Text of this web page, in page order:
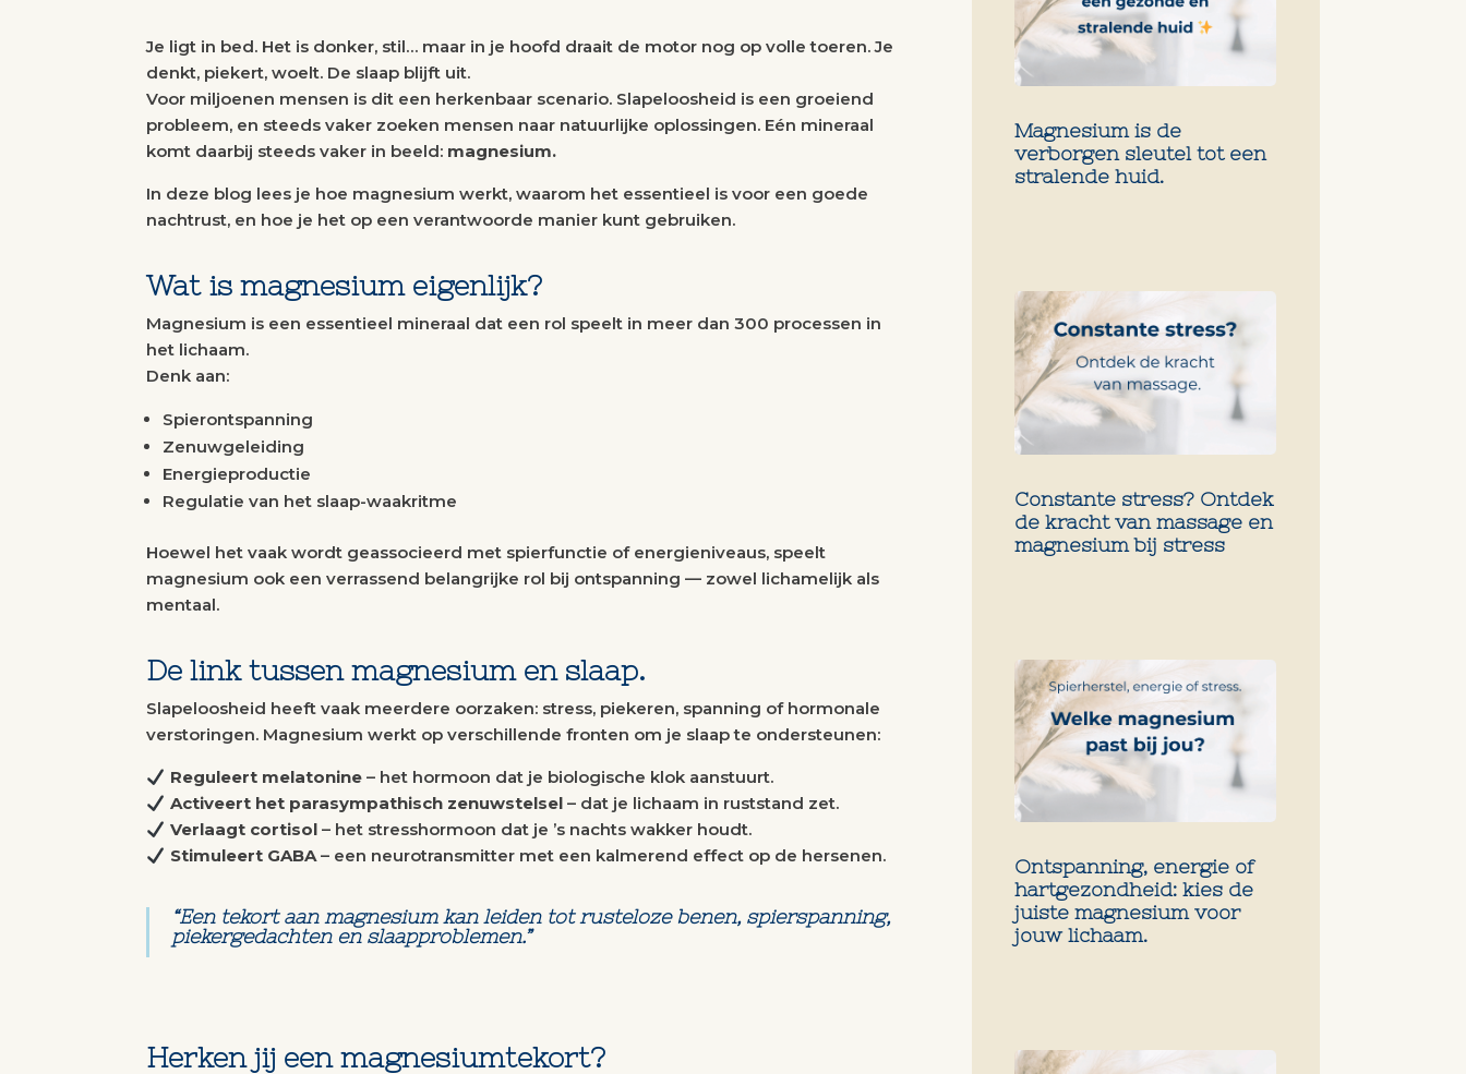
Je ligt in bed. Het is donker, stil… maar in je hoofd draait de motor nog op volle toeren. Je
denkt, piekert, woelt. De slaap blijft uit.
Voor miljoenen mensen is dit een herkenbaar scenario. Slapeloosheid is een groeiend
probleem, en steeds vaker zoeken mensen naar natuurlijke oplossingen. Eén mineraal
komt daarbij steeds vaker in beeld: magnesium.
In deze blog lees je hoe magnesium werkt, waarom het essentieel is voor een goede
nachtrust, en hoe je het op een verantwoorde manier kunt gebruiken.
Wat is magnesium eigenlijk?
Magnesium is een essentieel mineraal dat een rol speelt in meer dan 300 processen in
het lichaam.
Denk aan:
Spierontspanning
Zenuwgeleiding
Energieproductie
Regulatie van het slaap-waakritme
Hoewel het vaak wordt geassocieerd met spierfunctie of energieniveaus, speelt
magnesium ook een verrassend belangrijke rol bij ontspanning — zowel lichamelijk als
mentaal.
De link tussen magnesium en slaap.
Slapeloosheid heeft vaak meerdere oorzaken: stress, piekeren, spanning of hormonale
verstoringen. Magnesium werkt op verschillende fronten om je slaap te ondersteunen:
Reguleert melatonine– het hormoon dat je biologische klok aanstuurt.
Activeert het parasympathisch zenuwstelsel– dat je lichaam in ruststand zet.
Verlaagt cortisol– het stresshormoon dat je ’s nachts wakker houdt.
Stimuleert GABA– een neurotransmitter met een kalmerend effect op de hersenen.
“Een tekort aan magnesium kan leiden tot rusteloze benen, spierspanning,
piekergedachten en slaapproblemen.”
Herken jij een magnesiumtekort?
Magnesium is de
verborgen sleutel tot een
stralende huid.
Constante stress? Ontdek
de kracht van massage en
magnesium bij stress
Ontspanning, energie of
hartgezondheid: kies de
juiste magnesium voor
jouw lichaam.